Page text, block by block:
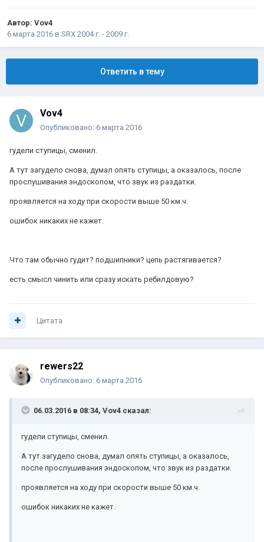
Автор: Vov4
6 марта 2016 в SRX 2004 г. - 2009 г.
Ответить в тему
Vov4
Опубликовано: 6 марта 2016
гудели ступицы, сменил.
А тут загудело снова, думал опять ступицы, а оказалось, после
прослушивания эндоскопом, что звук из раздатки.
проявляется на ходу при скорости выше 50 км.ч.
ошибок никаких не кажет.
Что там обычно гудит? подшипники? цепь растягивается?
есть смысл чинить или сразу искать ребилдовую?
Цитата
rewers22
Опубликовано: 6 марта 2016
06.03.2016 в 08:34, Vov4 сказал:
гудели ступицы, сменил.
А тут загудело снова, думал опять ступицы, а оказалось,
после прослушивания эндоскопом, что звук из раздатки.
проявляется на ходу при скорости выше 50 км.ч.
ошибок никаких не кажет.